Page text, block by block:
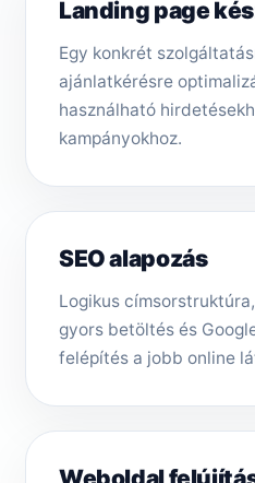
Landing page
Egy konkrét
ajánlatkérésre
használható
kampányokhoz.
SEO alapozás
Logikus
gyors betöltés és
felépítés a jobb online